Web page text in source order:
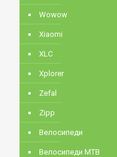
Wowow
Xiaomi
XLC
Xplorer
Zefal
Zipp
Велосипеди
Велосипеди MTB